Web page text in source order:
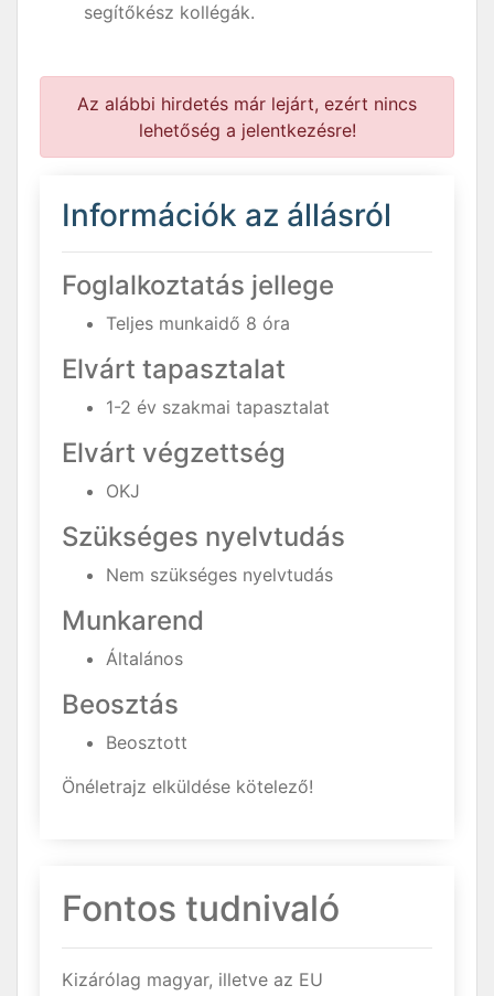
segítőkész kollégák.
Az alábbi hirdetés már lejárt, ezért nincs
lehetőség a jelentkezésre!
Információk az állásról
Foglalkoztatás jellege
Teljes munkaidő 8 óra
Elvárt tapasztalat
1-2 év szakmai tapasztalat
Elvárt végzettség
OKJ
Szükséges nyelvtudás
Nem szükséges nyelvtudás
Munkarend
Általános
Beosztás
Beosztott
Önéletrajz elküldése kötelező!
Fontos tudnivaló
Kizárólag magyar, illetve az EU